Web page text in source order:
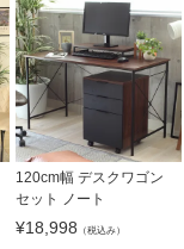
120cm幅 デスクワゴン
セット ノート
¥18,998 （税込み）